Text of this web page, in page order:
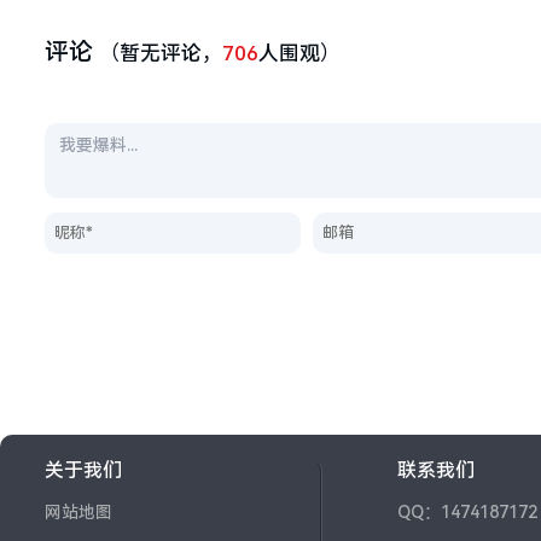
评论 （暂无评论， 706人围观）
关于我们
网站地图
联系我们
QQ：1474187172